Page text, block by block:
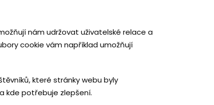
nám udržovat uživatelské relace a
cookie vám například umožňují
které stránky webu byly
kde potřebuje zlepšení.